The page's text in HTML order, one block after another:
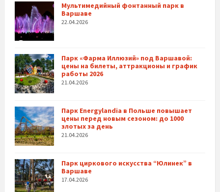
Мультимедийный фонтанный парк в
Варшаве
22.04.2026
Парк «Фарма Иллюзий» под Варшавой:
цены на билеты, аттракционы и график
работы 2026
21.04.2026
Парк Energylandia в Польше повышает
цены перед новым сезоном: до 1000
злотых за день
21.04.2026
Парк циркового искусства “Юлинек” в
Варшаве
17.04.2026